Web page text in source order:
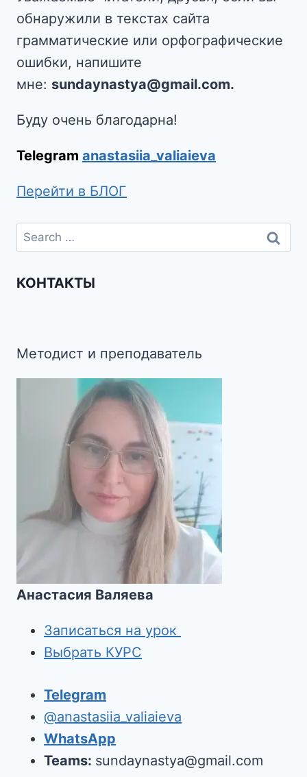
обнаружили в текстах сайта
грамматические или орфографические
ошибки, напишите
мне: sundaynastya@gmail.com.
Буду очень благодарна!
Telegram anastasiia_valiaieva
Перейти в БЛОГ
КОНТАКТЫ
Методист и преподаватель
Анастасия Валяева
Записаться на урок
Выбрать КУРС
Telegram
@anastasiia_valiaieva
WhatsApp
Teams: sundaynastya@gmail.com